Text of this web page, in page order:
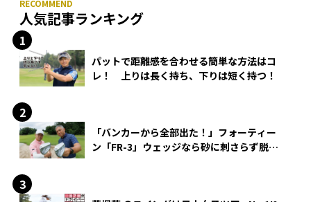
人気記事ランキング
パットで距離感を合わせる簡単な方法はコ
レ！ 上りは長く持ち、下りは短く持つ！
「バンカーから全部出た！」フォーティー
ン「FR-3」ウェッジなら砂に刺さらず脱出